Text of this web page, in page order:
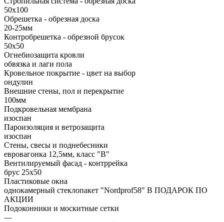
50х100
Обрешетка - обрезная доска
20-25мм
Контробрешетка - обрезной брусок
50x50
Огнебиозащита кровли
обвязка и лаги пола
Кровельное покрытие - цвет на выбор
ондулин
Внешние стены, пол и перекрытие
100мм
Подкровельная мембрана
изоспан
Пароизоляция и ветрозащита
изоспан
Стены, свесы и поднебесники
евровагонка 12,5мм, класс "В"
Вентилируемый фасад - контррейка
брус 25х50
Пластиковые окна
однокамерный стеклопакет "Nordprof58" В ПОДАРОК ПО
АКЦИИ
Подоконники и москитные сетки
—